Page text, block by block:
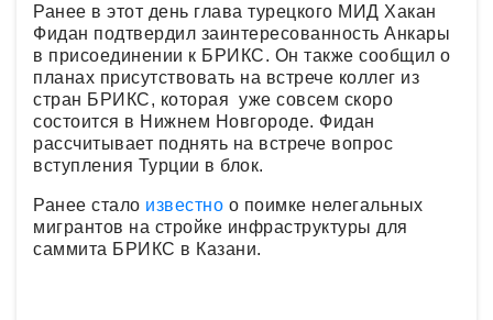
Ранее в этот день глава турецкого МИД Хакан
Фидан подтвердил заинтересованность Анкары
в присоединении к БРИКС. Он также сообщил о
планах присутствовать на встрече коллег из
стран БРИКС, которая уже совсем скоро
состоится в Нижнем Новгороде. Фидан
рассчитывает поднять на встрече вопрос
вступления Турции в блок.
Ранее стало известно о поимке нелегальных
мигрантов на стройке инфраструктуры для
саммита БРИКС в Казани.